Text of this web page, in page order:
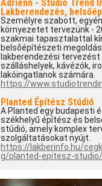
Adrienn - Studio Trend
Lakberendezés,
Személyre szabott,
környezetet tervezünk -
szakmai tapasztalattal
belsőépítészeti
lakberendezési tervezést
szálláshelyek, kávézók,
lakóingatlanok számára.
https://
Planted Építész Stúdió
A Planted egy budapesti
székhelyű építész és
stúdió, amely komplex
szolgáltatásokat nyújt.
https://lakberinfo.hu/
g/planted-epitesz-studio/